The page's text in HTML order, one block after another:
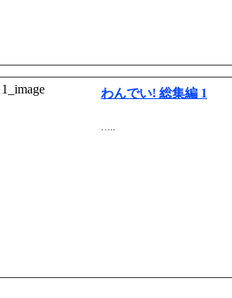
わんでい! 総集編 1
…..